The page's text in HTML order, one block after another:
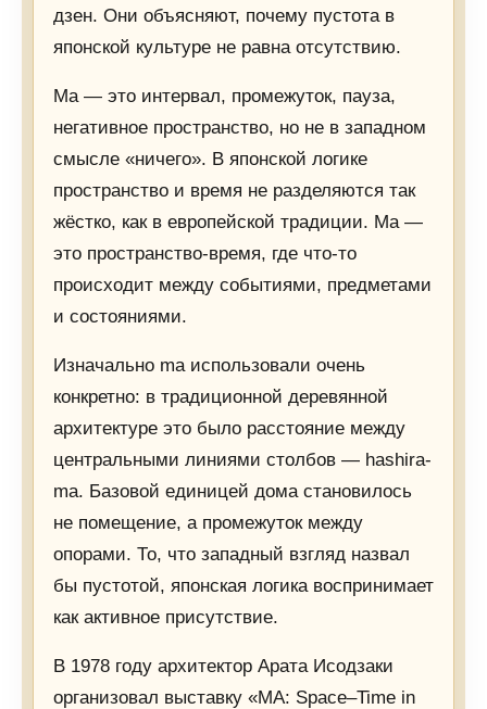
дзен. Они объясняют, почему пустота в
японской культуре не равна отсутствию.
Ma — это интервал, промежуток, пауза,
негативное пространство, но не в западном
смысле «ничего». В японской логике
пространство и время не разделяются так
жёстко, как в европейской традиции. Ma —
это пространство-время, где что-то
происходит между событиями, предметами
и состояниями.
Изначально ma использовали очень
конкретно: в традиционной деревянной
архитектуре это было расстояние между
центральными линиями столбов — hashira-
ma. Базовой единицей дома становилось
не помещение, а промежуток между
опорами. То, что западный взгляд назвал
бы пустотой, японская логика воспринимает
как активное присутствие.
В 1978 году архитектор Арата Исодзаки
организовал выставку «MA: Space–Time in